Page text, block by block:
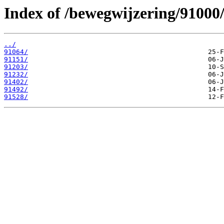
Index of /bewegwijzering/91000/
../
91064/
91151/
91203/
91232/
91402/
91492/
91528/